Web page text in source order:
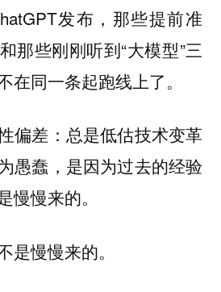
发布，那些提前准
那些刚刚听到“大模型”三
在同一条起跑线上了。
偏差： 总是低估技术变革
愚蠢，是因为过去的经验
慢慢来的。
是慢慢来的。